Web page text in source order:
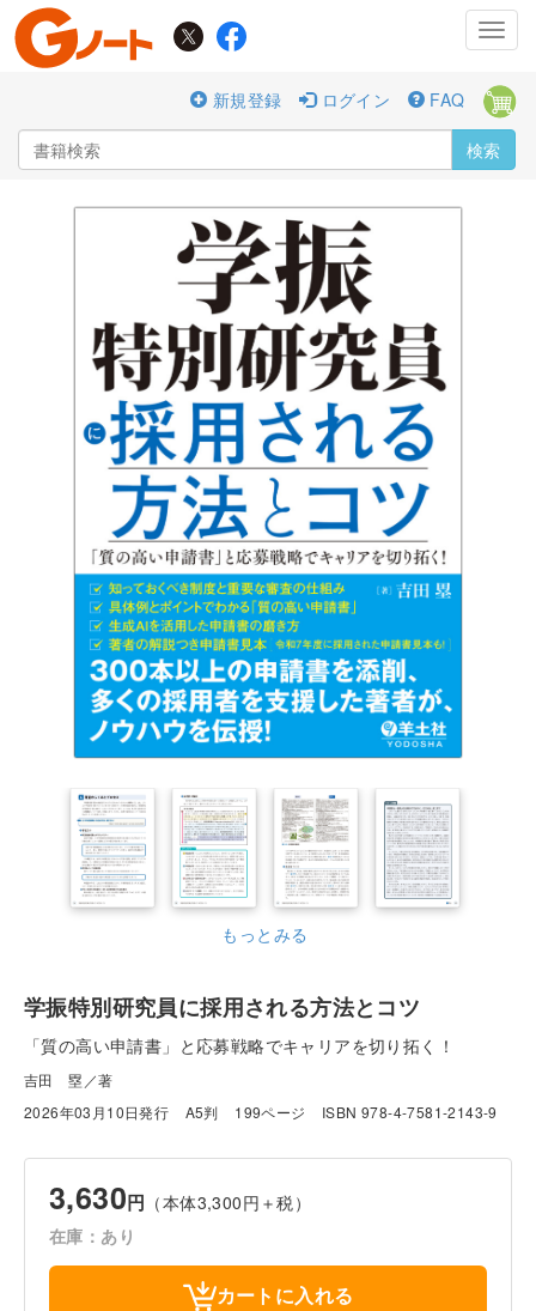
新規登録
ログイン FAQ
検索
もっとみる
学振特別研究員に採用される方法とコツ
「質の高い申請書」と応募戦略でキャリアを切り拓く！
吉田 塁／著
2026年03月10日発行
A5判 199ページ ISBN 978-4-7581-2143-9
3,630円 （本体3,300円＋税）
在庫：あり
カートに入れる